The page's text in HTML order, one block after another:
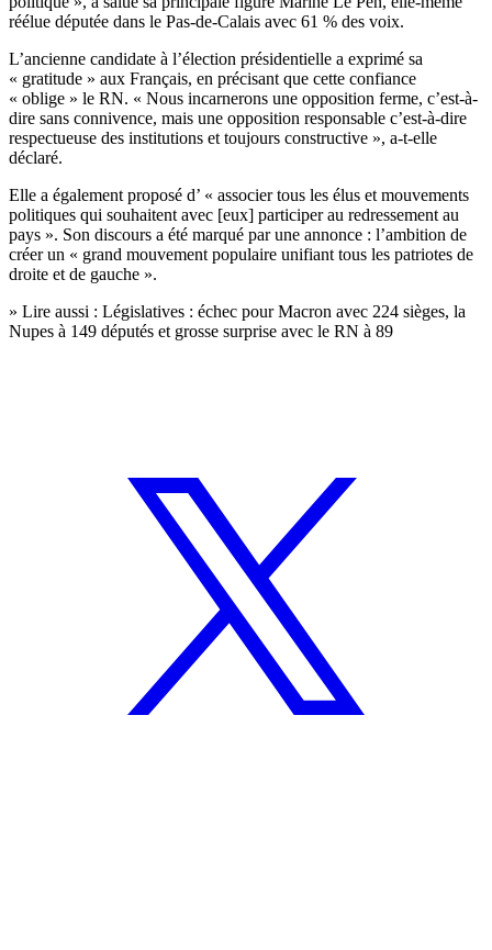
réélue députée dans le Pas-de-Calais avec 61 % des voix.
L’ancienne candidate à l’élection présidentielle a exprimé sa
« gratitude » aux Français, en précisant que cette confiance
« oblige » le RN. « Nous incarnerons une opposition ferme, c’est-à-
dire sans connivence, mais une opposition responsable c’est-à-dire
respectueuse des institutions et toujours constructive », a-t-elle
déclaré.
Elle a également proposé d’ « associer tous les élus et mouvements
politiques qui souhaitent avec [eux] participer au redressement au
pays ». Son discours a été marqué par une annonce : l’ambition de
créer un « grand mouvement populaire unifiant tous les patriotes de
droite et de gauche ».
» Lire aussi : Législatives : échec pour Macron avec 224 sièges, la
Nupes à 149 députés et grosse surprise avec le RN à 89